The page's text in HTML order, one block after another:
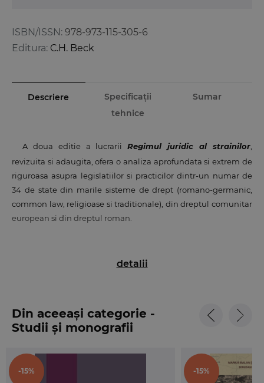
ISBN/ISSN: 978-973-115-305-6
Editura: C.H. Beck
Descriere
Specificații
tehnice
Sumar
A doua editie a lucrariiRegimul juridic al strainilor
revizuita si adaugita, ofera o analiza aprofundata si extrem de
riguroasa asupra legislatiilor si practicilor dintr-un numar de
34 de state din marile sisteme de drept (romano-germanic,
common law, religioase si traditionale), din dreptul comunitar
european si din dreptul roman.
Este unul dintre cele mai cuprinzatoare studii de drept
Lucrarea Regimul juridic al strainilor vine in ajutorul
studentilor, juristilor, diplomatiilor si functionarilor consulari,
confrunta in activitatea practica cu probleme privind intrarea,
sederea si iesirea strainilor, avand in acelasi timp si un scop de
detalii
Din aceeași categorie -
Studii și monografii
-15% -15%